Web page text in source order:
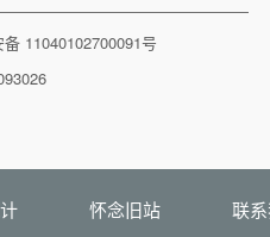
11040102700091号
怀念旧站 联